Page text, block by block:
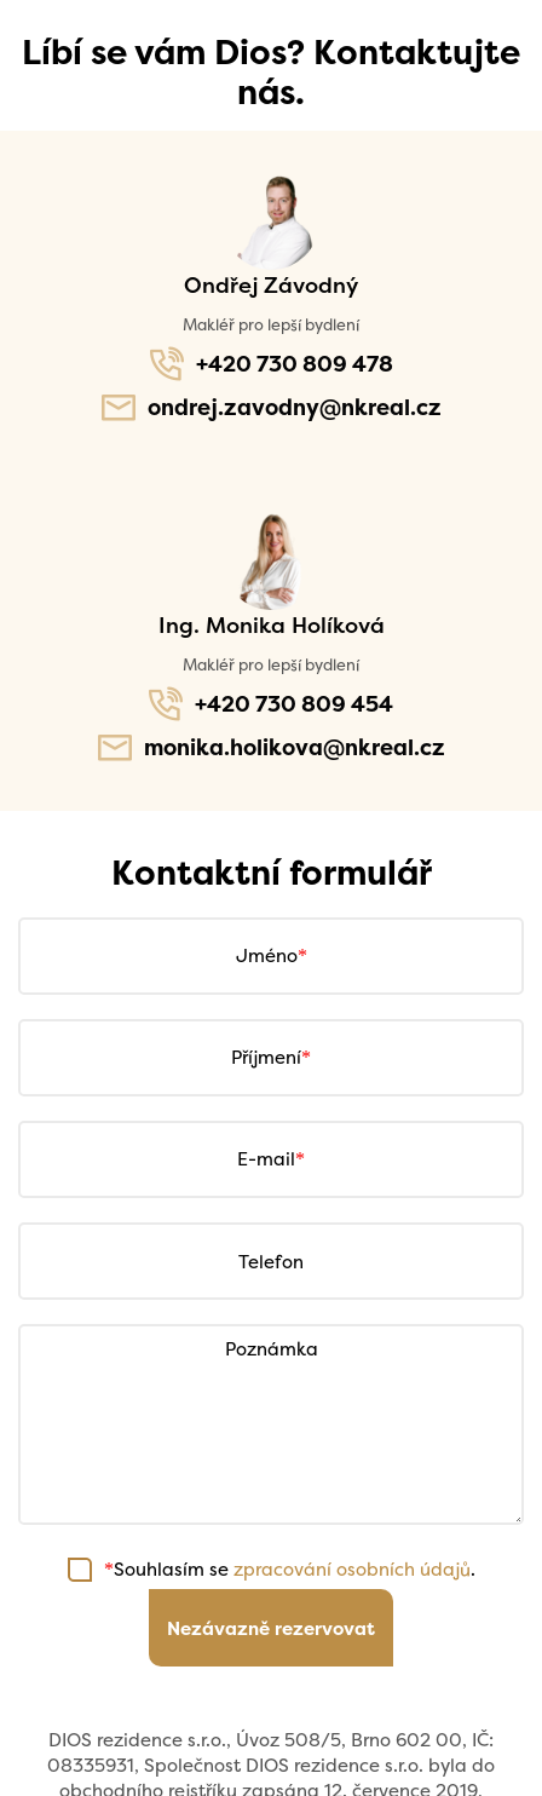
Líbí se vám Dios? Kontaktujte
nás.
Ondřej Závodný
Makléř pro lepší bydlení
+420 730 809 478
ondrej.zavodny@nkreal.cz
Ing. Monika Holíková
Makléř pro lepší bydlení
+420 730 809 454
monika.holikova@nkreal.cz
Kontaktní formulář
Jméno
Příjmení
E-mail
Telefon
Poznámka
*Souhlasím sezpracování osobních údajů.
Nezávazně rezervovat
DIOS rezidence s.r.o., Úvoz 508/5, Brno 602 00, IČ:
08335931, Společnost DIOS rezidence s.r.o. byla do